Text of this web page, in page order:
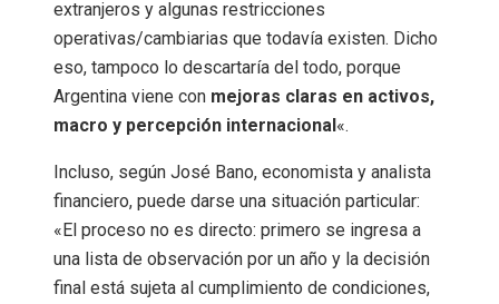
extranjeros y algunas restricciones
operativas/cambiarias que todavía existen. Dicho
eso, tampoco lo descartaría del todo, porque
Argentina viene con mejoras claras en activos,
macro y percepción internacional«.
Incluso, según José Bano, economista y analista
financiero, puede darse una situación particular:
«El proceso no es directo: primero se ingresa a
una lista de observación por un año y la decisión
final está sujeta al cumplimiento de condiciones,